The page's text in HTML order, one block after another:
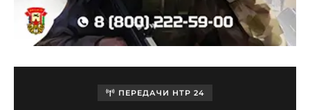
ПЕРЕДАЧИ НТР 24